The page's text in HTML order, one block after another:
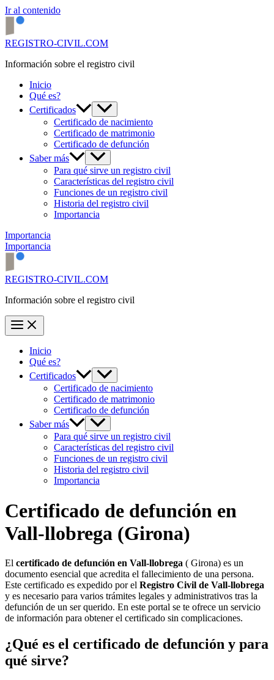
Ir al contenido
REGISTRO-CIVIL.COM
Información sobre el registro civil
Inicio
Qué es?
Certificados
Certificado de nacimiento
Certificado de matrimonio
Certificado de defunción
Saber más
Para qué sirve un registro civil
Características del registro civil
Funciones de un registro civil
Historia del registro civil
Importancia
Importancia
Importancia
REGISTRO-CIVIL.COM
Información sobre el registro civil
Inicio
Qué es?
Certificados
Certificado de nacimiento
Certificado de matrimonio
Certificado de defunción
Saber más
Para qué sirve un registro civil
Características del registro civil
Funciones de un registro civil
Historia del registro civil
Importancia
Certificado de defunción en
Vall-llobrega (Girona)
El certificado de defunción en Vall-llobrega ( Girona) es un
documento esencial que acredita el fallecimiento de una persona.
Este certificado es expedido por el Registro Civil de Vall-llobrega
y es necesario para varios trámites legales y administrativos tras la
defunción de un ser querido. En este portal se te ofrece un servicio
de información para obtener el certificado sin complicaciones.
¿Qué es el certificado de defunción y para
qué sirve?